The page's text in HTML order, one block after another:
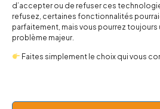
d’accepter ou de refuser ces
refusez, certaines fonctionnalités
parfaitement, mais vous pourrez toujours
problème majeur.
Faites simplement le choix qui vous
Tag
Baby Oldschool Baby Rock